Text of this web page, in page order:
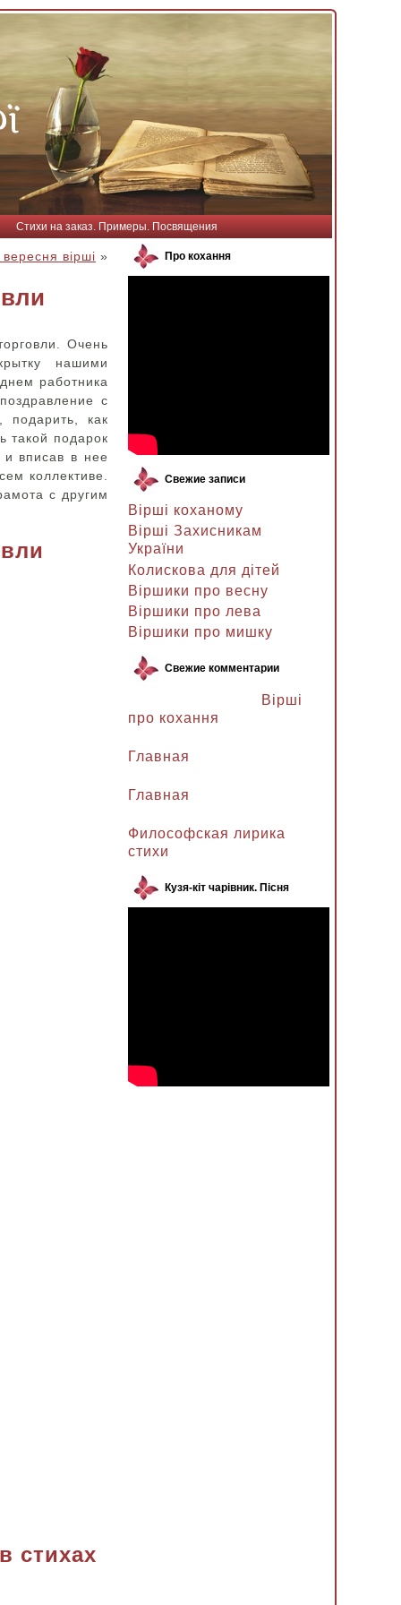
Стихи на заказ. Примеры. Посвящения
вірші »
Очень
нашими
работника
с
подарить, как
такой подарок
и вписав в нее
коллективе.
с другим
стихах
Про кохання
Свежие записи
Вірші коханому
Вірші Захисникам
України
Колискова для дітей
Віршики про весну
Віршики про лева
Віршики про мишку
Свежие комментарии
Вірші
про кохання
Главная
Главная
Философская лирика
стихи
Кузя-кіт чарівник. Пісня